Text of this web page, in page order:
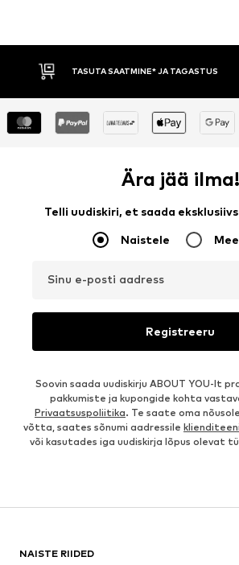
TAGASTAMISE ÕIGUS 30
JOOKSUL
Ära jää ilma!
Telli uudiskiri, et saada
Naistele
Sinu e-posti aadress
Registreeru
Soovin saada uudiskirju ABOUT YOU-lt
pakkumiste ja kupongide kohta
Privaatsuspoliitika. Te saate oma
võtta, saates sõnumi aadressile
või kasutades iga uudiskirja lõpus olevat
NAISTE RIIDED